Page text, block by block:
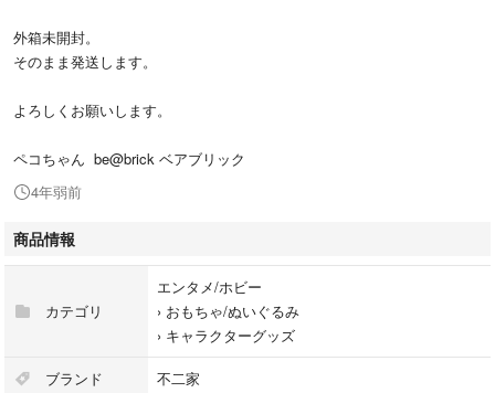
外箱未開封。
そのまま発送します。
よろしくお願いします。
ペコちゃん be@brick ベアブリック
4年弱前
商品情報
カテゴリ
エンタメ/ホビー
› おもちゃ/ぬいぐるみ
› キャラクターグッズ
ブランド 不二家